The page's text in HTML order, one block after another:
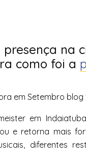
presença na
como foi a
em
e retorna mais
diferentes